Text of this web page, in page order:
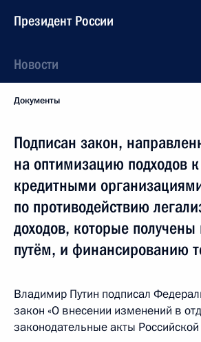
Президент России
Новости
Документы
Подписан закон,
на оптимизацию подходов
кредитными
по противодействию
доходов, которые
путём, и финансированию
Владимир Путин подписал
закон «О внесении изменений в
законодательные акты